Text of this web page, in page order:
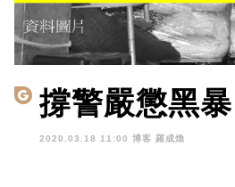
撐警嚴懲黑
2020.03.18 11:00 博客 羅成煥